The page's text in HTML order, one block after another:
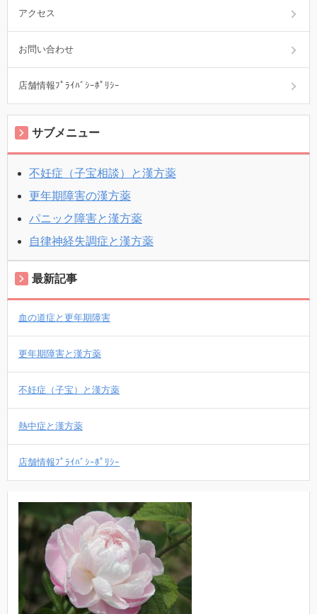
アクセス
お問い合わせ
店舗情報ﾌﾟﾗｲﾊﾞｼｰﾎﾟﾘｼｰ
サブメニュー
不妊症（子宝相談）と漢方薬
更年期障害の漢方薬
パニック障害と漢方薬
自律神経失調症と漢方薬
最新記事
血の道症と更年期障害
更年期障害と漢方薬
不妊症（子宝）と漢方薬
熱中症と漢方薬
店舗情報ﾌﾟﾗｲﾊﾞｼｰﾎﾟﾘｼｰ